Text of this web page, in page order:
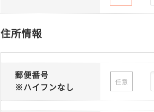
住所情報
郵便番号
※ハイフンなし
任意